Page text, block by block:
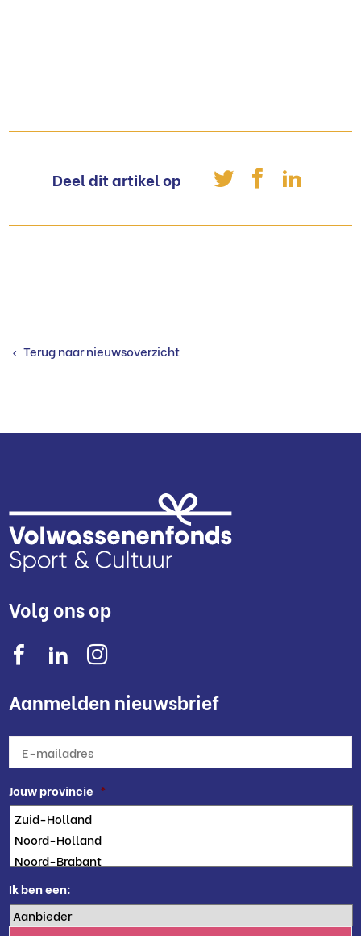
Deel dit artikel op
Terug naar nieuwsoverzicht
Volg ons op
Aanmelden nieuwsbrief
mailadres *
Jouw provincie *
Ik ben een: